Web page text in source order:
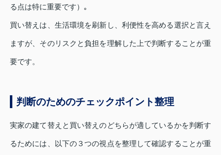
る点は特に重要です）｡
買い替えは、生活環境を刷新し、利便性を高める選択と言え
ますが、そのリスクと負担を理解した上で判断することが重
要です。
判断のためのチェックポイント整理
実家の建て替えと買い替えのどちらが適しているかを判断す
るためには、以下の３つの視点を整理して確認することが重